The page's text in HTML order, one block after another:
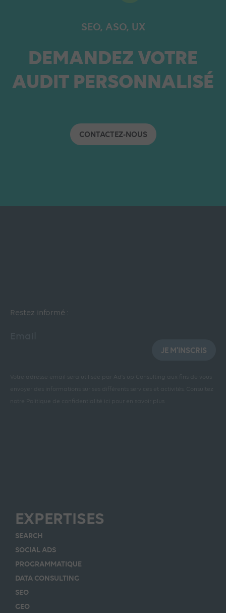
SEO, ASO, UX
DEMANDEZ VOTRE
AUDIT PERSONNALISÉ
CONTACTEZ-NOUS
Restez informé :
JE M'INSCRIS
Votre adresse email sera utilisée par Ad’s up Consulting aux fins de vous
envoyer des informations sur ses différents services et activités.
Consultez
notre Politique de confidentialité ici pour en savoir plus
EXPERTISES
SEARCH
SOCIAL ADS
PROGRAMMATIQUE
DATA CONSULTING
SEO
GEO